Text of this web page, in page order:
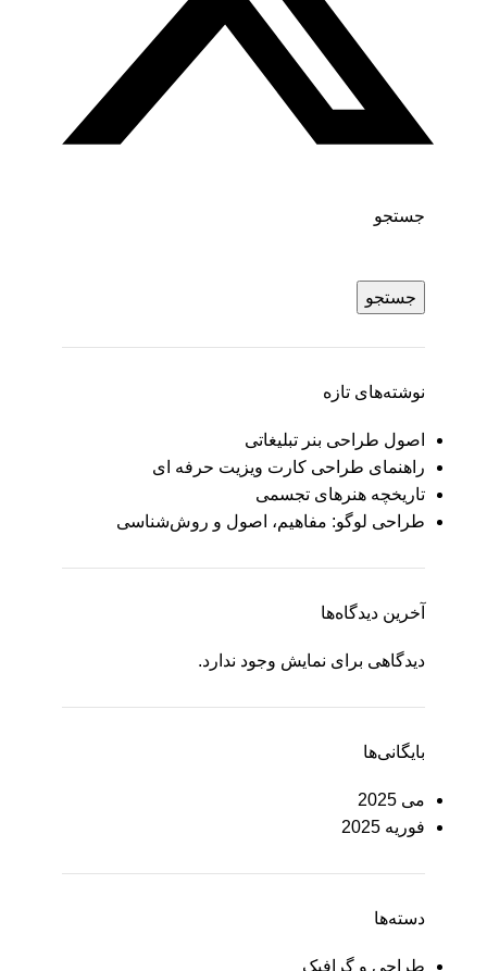
جستجو
جستجو
نوشته‌های تازه
اصول طراحی بنر تبلیغاتی
راهنمای طراحی کارت ویزیت حرفه ای
تاریخچه هنرهای تجسمی
طراحی لوگو: مفاهیم، اصول و روش‌شناسی
آخرین دیدگاه‌ها
دیدگاهی برای نمایش وجود ندارد.
بایگانی‌ها
می 2025
فوریه 2025
دسته‌ها
طراحی و گرافیک